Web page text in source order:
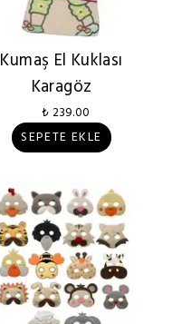
Kumaş El Kuklası
Karagöz
₺ 239.00
SEPETE EKLE